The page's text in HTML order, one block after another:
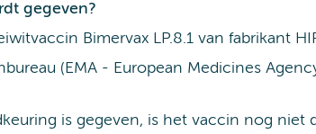
gegeven?
Bimervax LP.8.1 van fabrikant
(EMA - European Medicines
is gegeven, is het vaccin nog